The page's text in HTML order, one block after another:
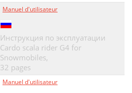
Manuel d'utilisateur
Инструкция по эксплуатации
Cardo scala rider G4 for
Snowmobiles,
32 pages
Manuel d'utilisateur